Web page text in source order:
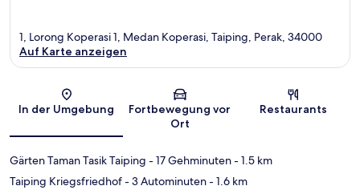
Karte
1, Lorong Koperasi 1, Medan Koperasi, Taiping, Perak, 34000
Auf Karte anzeigen
In der Umgebung
Fortbewegung vor
Ort
Restaurants
Gärten Taman Tasik Taiping - 17 Gehminuten- 1.5 km
Taiping Kriegsfriedhof- 3 Autominuten- 1.6 km